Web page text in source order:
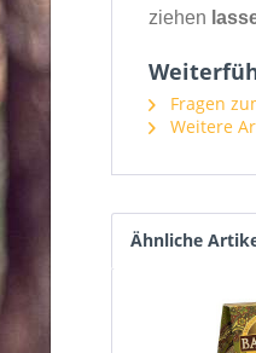
ziehen
Fragen
Weitere
Ähnliche